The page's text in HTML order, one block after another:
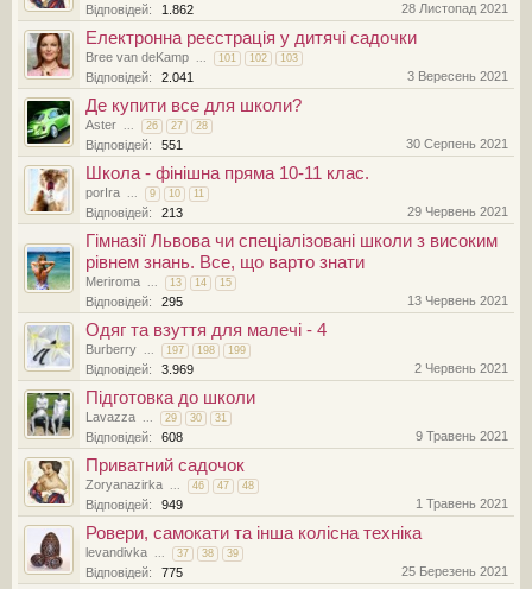
Відповідей: 1.862 28 Листопад 2021
Електронна реєстрація у дитячі садочки
Bree van deKamp ... 101 102 103
Відповідей: 2.041 3 Вересень 2021
Де купити все для школи?
Aster ... 26 27 28
Відповідей: 551 30 Серпень 2021
Школа - фінішна пряма 10-11 клас.
porIra ... 9 10 11
Відповідей: 213 29 Червень 2021
Гімназії Львова чи спеціалізовані школи з високим
рівнем знань. Все, що варто знати
Meriroma ... 13 14 15
Відповідей: 295 13 Червень 2021
Одяг та взуття для малечі - 4
Burberry ... 197 198 199
Відповідей: 3.969 2 Червень 2021
Підготовка до школи
Lavazza ... 29 30 31
Відповідей: 608 9 Травень 2021
Приватний садочок
Zoryanazirka ... 46 47 48
Відповідей: 949 1 Травень 2021
Ровери, самокати та інша колісна техніка
levandivka ... 37 38 39
Відповідей: 775 25 Березень 2021